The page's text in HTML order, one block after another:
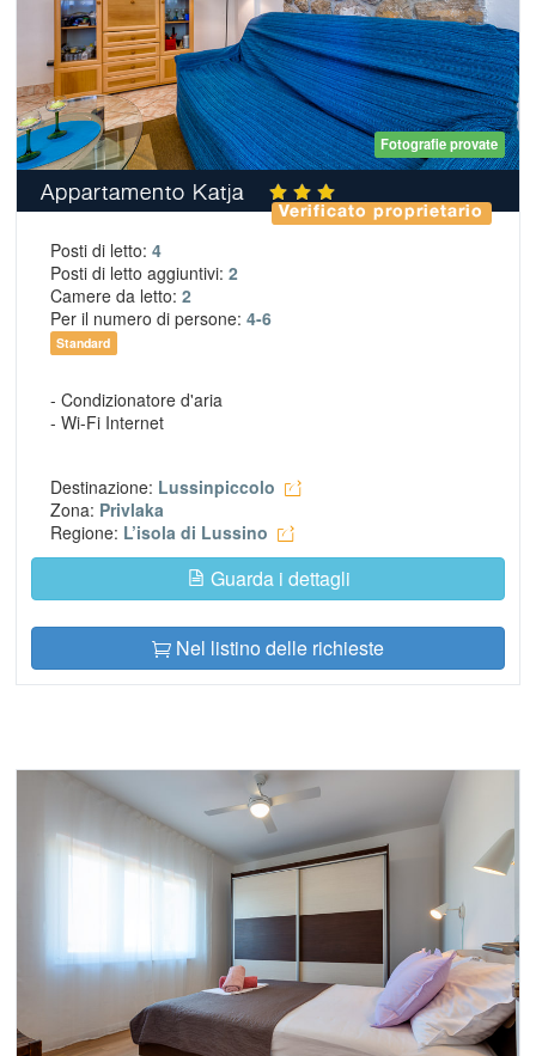
Fotografie provate
Appartamento Katja
Verificato proprietario
Posti di letto: 4
Posti di letto aggiuntivi: 2
Camere da letto: 2
Per il numero di persone: 4-6
Standard
- Condizionatore d'aria
- Wi-Fi Internet
Destinazione: Lussinpiccolo
Zona: Privlaka
Regione: L’isola di Lussino
Guarda i dettagli
Nel listino delle richieste